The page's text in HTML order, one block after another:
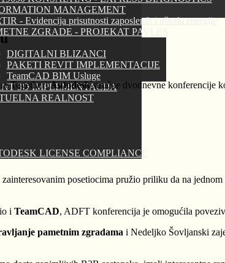
MANAGEMENT
- Evidencija prisutnosti zaposlenih i ušteda energije
ZGRADE - PROJEKAT PAVLES
DIGITALNI BLIZANCI
PAKETI REVIT IMPLEMENTACIJE
TeamCAD BIM Usluge
3D IMPLEMENTACIJA
REALNOST
LICENSE COMPLIANCE
Together)Autodeskstručne dvodnevne konferencije
posetiocima pružio priliku da na jednom
i TeamCAD, ADFT konferencija je omogućila
pametnim zgradama i Nedeljko Šovljanski